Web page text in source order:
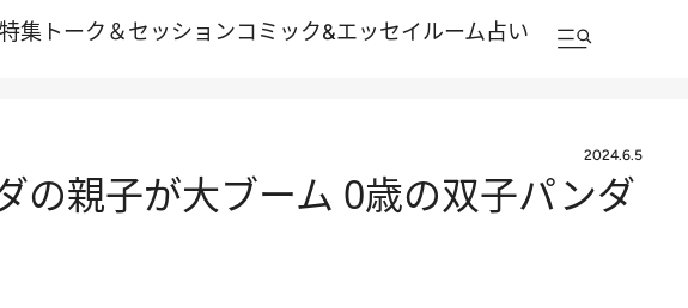
特集 トーク＆セッションコミック&エッセイルーム占い
2024.6.5
の親子が大ブーム 0歳の双子パンダ